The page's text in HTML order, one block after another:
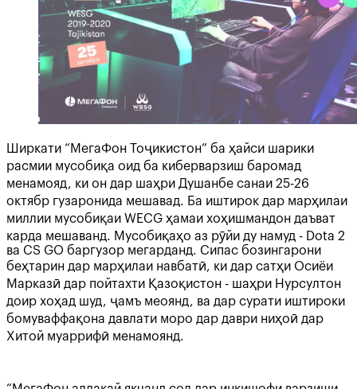
Ширкати “МегаФон Тоҷикистон” ба ҳайси шарики
расмии мусобиқа оид ба киберварзиш баромад
менамояд, ки он дар шаҳри Душанбе санаи 25-26
октябр гузаронида мешавад. Ба иштирок дар марҳилаи
миллии мусобиқаи WECG ҳамаи хоҳишмандон даъват
карда мешаванд. Мусобиқаҳо аз рӯйи ду намуд - Dota 2
ва CS GO баргузор мегарданд. Сипас бозингарони
беҳтарин дар марҳилаи навбатӣ, ки дар сатҳи Осиёи
Марказӣ дар пойтахти Қазоқистон - шаҳри Нурсултон
доир хоҳад шуд, ҷамъ меоянд, ва дар сурати иштироки
бомуваффақона давлати моро дар даври ниҳоӣ дар
Хитой муаррифӣ менамоянд.